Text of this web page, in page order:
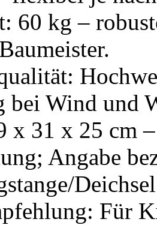
60 kg –
bei Wind und
x 31 x 25 cm
Angabe
Für